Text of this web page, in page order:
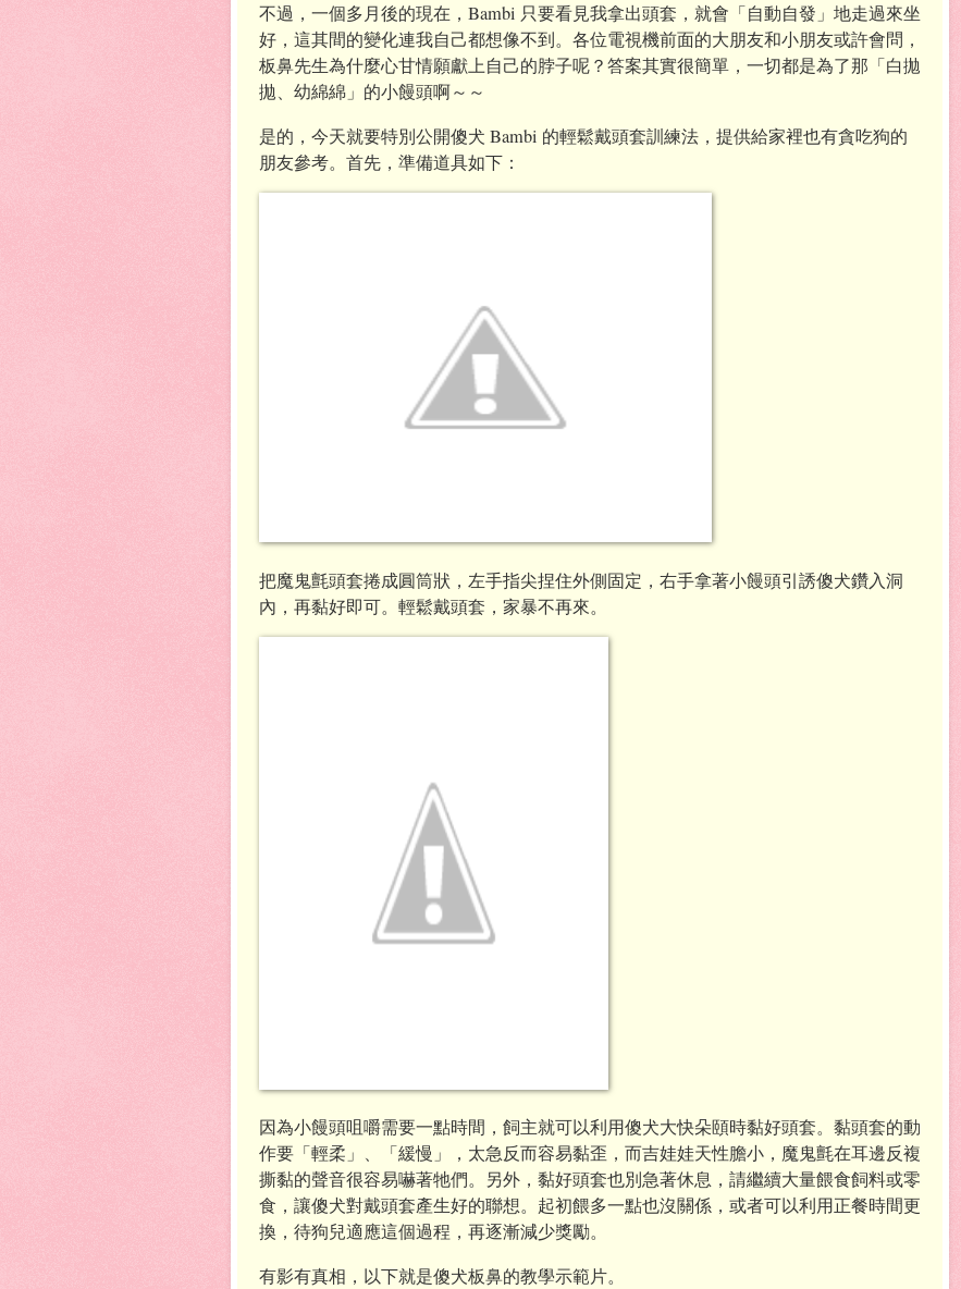
不過，一個多月後的現在，Bambi 只要看見我拿出頭套，就會「自動自發」地走過來坐
好，這其間的變化連我自己都想像不到。各位電視機前面的大朋友和小朋友或許會問，
板鼻先生為什麼心甘情願獻上自己的脖子呢？答案其實很簡單，一切都是為了那「白拋
拋、幼綿綿」的小饅頭啊～～
是的，今天就要特別公開傻犬 Bambi 的輕鬆戴頭套訓練法，提供給家裡也有貪吃狗的
朋友參考。首先，準備道具如下：
把魔鬼氈頭套捲成圓筒狀，左手指尖捏住外側固定，右手拿著小饅頭引誘傻犬鑽入洞
內，再黏好即可。輕鬆戴頭套，家暴不再來。
因為小饅頭咀嚼需要一點時間，飼主就可以利用傻犬大快朵頤時黏好頭套。黏頭套的動
作要「輕柔」、「緩慢」，太急反而容易黏歪，而吉娃娃天性膽小，魔鬼氈在耳邊反複
撕黏的聲音很容易嚇著牠們。另外，黏好頭套也別急著休息，請繼續大量餵食飼料或零
食，讓傻犬對戴頭套產生好的聯想。起初餵多一點也沒關係，或者可以利用正餐時間更
換，待狗兒適應這個過程，再逐漸減少獎勵。
有影有真相，以下就是傻犬板鼻的教學示範片。